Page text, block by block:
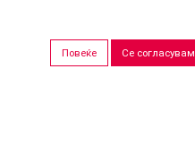
Повеќе Се согласувам